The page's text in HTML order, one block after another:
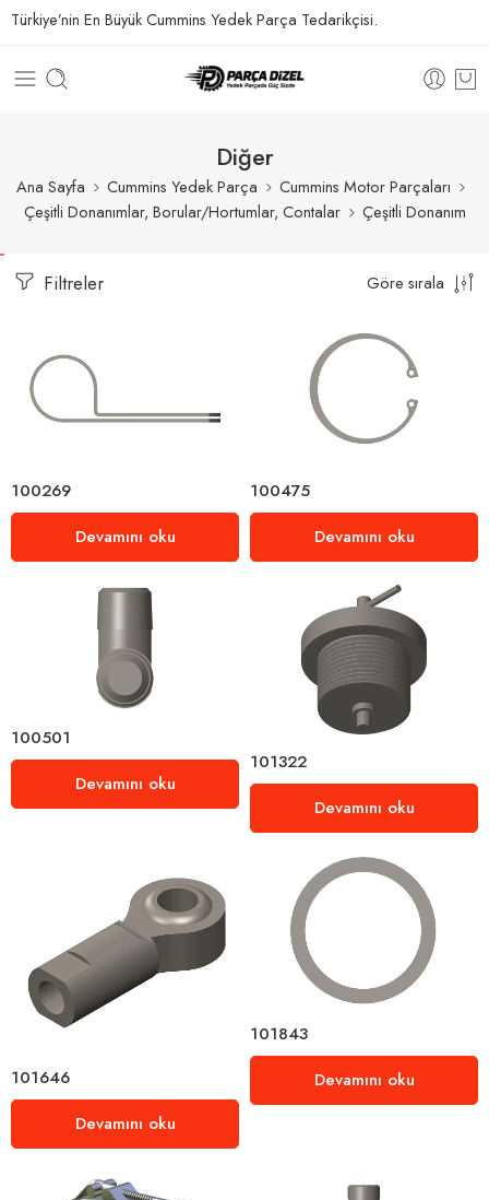
Türkiye’nin En Büyük Cummins Yedek Parça Tedarikçisi.
Diğer
Ana Sayfa Cummins Yedek Parça
Cummins Motor Parçaları
Çeşitli Donanımlar, Borular/Hortumlar, Contalar
Çeşitli Donanım
Filtreler Göre sırala
100269
Devamını oku
100475
Devamını oku
100501
Devamını oku
101322
Devamını oku
101646
Devamını oku
101843
Devamını oku